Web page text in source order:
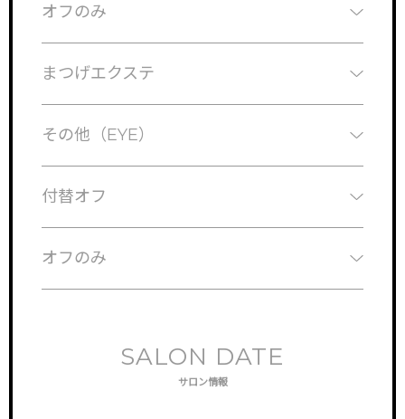
オフのみ
まつげエクステ
その他（EYE）
付替オフ
オフのみ
SALON DATE
サロン情報